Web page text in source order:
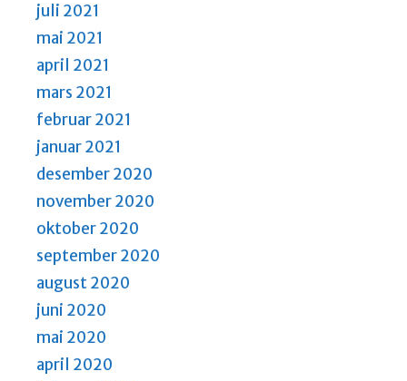
juli 2021
mai 2021
april 2021
mars 2021
februar 2021
januar 2021
desember 2020
november 2020
oktober 2020
september 2020
august 2020
juni 2020
mai 2020
april 2020